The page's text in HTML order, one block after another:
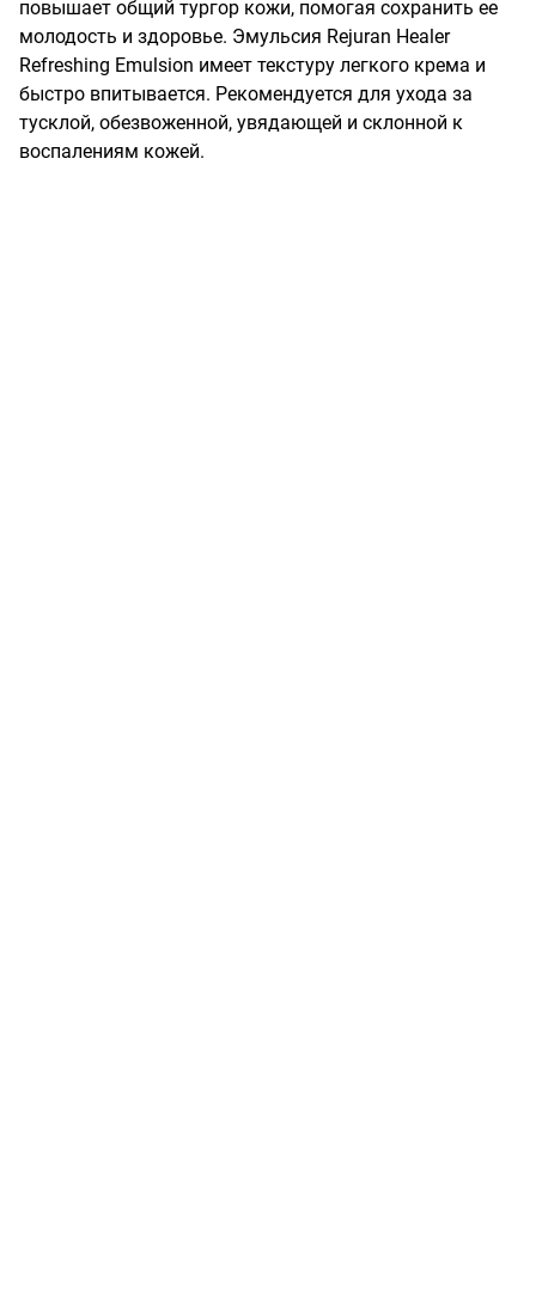
повышает общий тургор кожи, помогая сохранить ее
молодость и здоровье. Эмульсия Rejuran Healer
Refreshing Emulsion имеет текстуру легкого крема и
быстро впитывается. Рекомендуется для ухода за
тусклой, обезвоженной, увядающей и склонной к
воспалениям кожей.